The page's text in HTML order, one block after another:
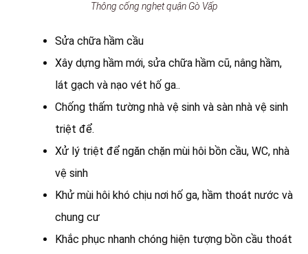
Thông cống nghẹt quận Gò Vấp
Sửa chữa hầm cầu
Xây dựng hầm mới, sửa chữa hầm cũ, nâng hầm,
lát gạch và nạo vét hố ga..
Chống thấm tường nhà vệ sinh và sàn nhà vệ sinh
triệt để.
Xử lý triệt để ngăn chặn mùi hôi bồn cầu, WC, nhà
vệ sinh
Khử mùi hôi khó chịu nơi hố ga, hầm thoát nước và
chung cư
Khắc phục nhanh chóng hiện tượng bồn cầu thoát